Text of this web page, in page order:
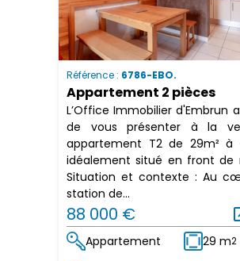
Référence : 6786-EBO.
Appartement 2 pièces
L’Office Immobilier d'Embrun
de vous présenter à la
appartement T2 de 29m² à
idéalement situé en front de
Situation et contexte : Au
station de...
88 000 €
Appartement 29 m2